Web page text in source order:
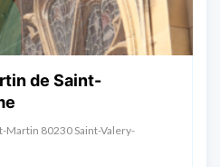
de Saint-
Martin 80230 Saint-Valery-